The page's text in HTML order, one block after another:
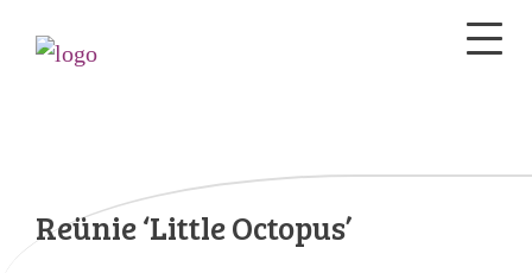
Reünie ‘Little Octopus’